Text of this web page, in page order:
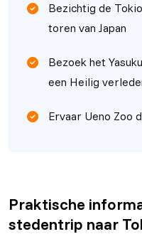
Bezichtig de
toren van Japan
Bezoek het
een Heilig
Ervaar Ueno Zoo
Praktische
stedentrip naar